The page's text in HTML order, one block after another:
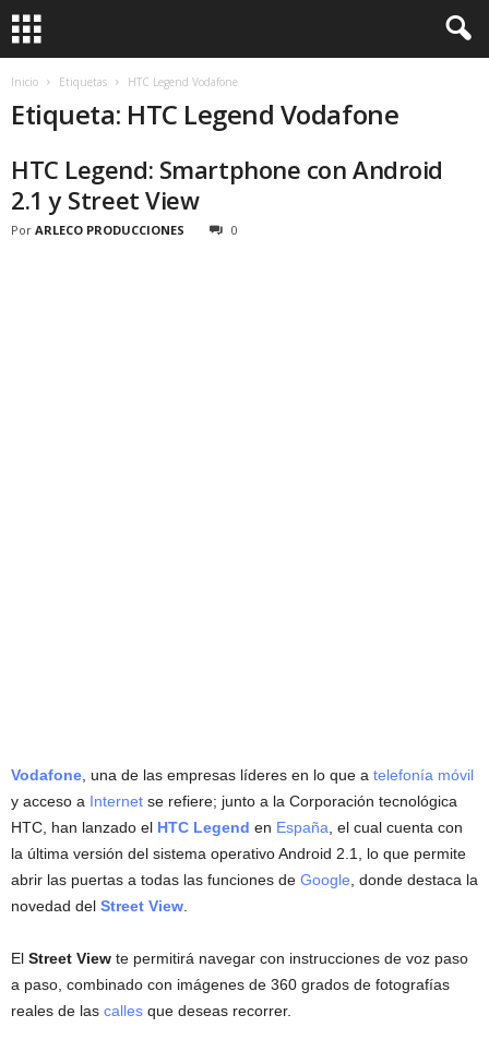
Inicio Etiquetas HTC Legend Vodafone
Etiqueta: HTC Legend Vodafone
HTC Legend: Smartphone con Android
2.1 y Street View
Por ARLECO PRODUCCIONES 0
Vodafone , una de las empresas líderes en lo que a telefonía móvil
y acceso a Internet se refiere; junto a la Corporación tecnológica
HTC, han lanzado el HTC Legend en España , el cual cuenta con
la última versión del sistema operativo Android 2.1, lo que permite
abrir las puertas a todas las funciones de Google , donde destaca la
novedad del Street View
El Street View te permitirá navegar con instrucciones de voz paso
a paso, combinado con imágenes de 360 grados de fotografías
reales de las calles que deseas recorrer.